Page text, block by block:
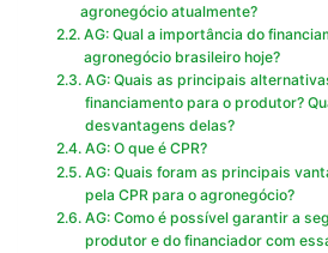
agronegócio atualmente?
AG: Qual a importância do
agronegócio brasileiro hoje?
AG: Quais as principais
financiamento para o produtor?
desvantagens delas?
AG: O que é CPR?
AG: Quais foram as principais
pela CPR para o agronegócio?
AG: Como é possível garantir a
produtor e do financiador com